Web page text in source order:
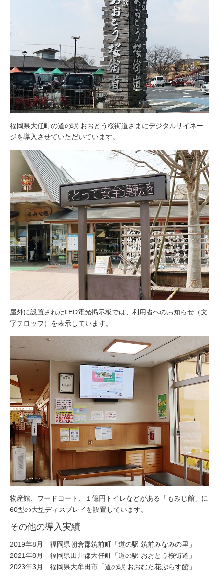
館内入口上部に設置されたLED電光掲示板では、道の駅のPR情
報（文字テロップ）を表示しています。
正面入口から見て左、カフェスペース入口には65型の大型ディス
プレイを設置しています。
2021年10月　道の駅 おおとう桜街道さま
福岡県大任町の道の駅 おおとう桜街道さまにデジタルサイネー
ジを導入させていただいています。